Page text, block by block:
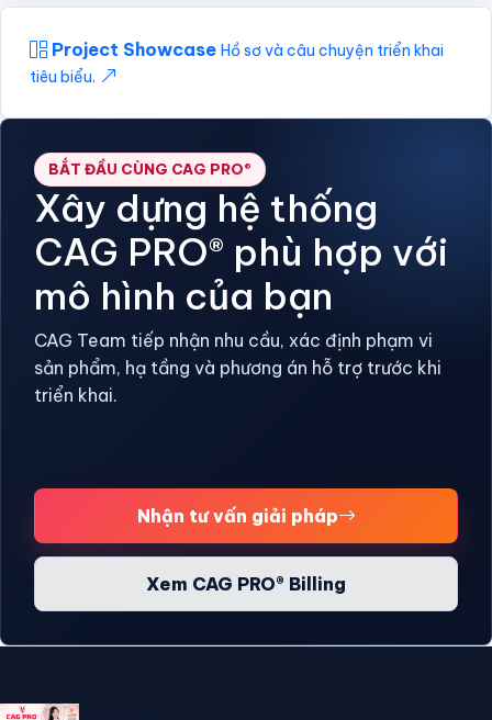
Project Showcase Hồ sơ và câu chuyện triển khai
tiêu biểu.
BẮT ĐẦU CÙNG CAG PRO®
Xây dựng hệ thống
CAG PRO® phù hợp với
mô hình của bạn
CAG Team tiếp nhận nhu cầu, xác định phạm vi
sản phẩm, hạ tầng và phương án hỗ trợ trước khi
triển khai.
Nhận tư vấn giải pháp
Xem CAG PRO® Billing